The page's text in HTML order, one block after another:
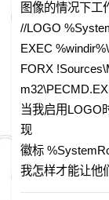
图像的情况下工
//LOGO
EXEC
FORX
当我启用LOGO
现
徽标
我怎样才能让他